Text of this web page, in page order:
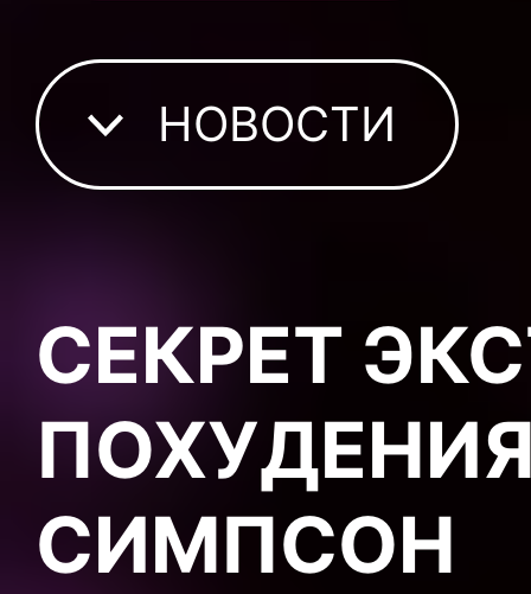
НОВОСТИ
СЕКРЕТ
СИМПСОН